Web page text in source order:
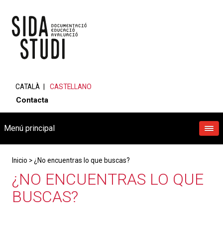
CATALÀ CASTELLANO
Contacta
Menú principal
Inicio > ¿No encuentras lo que buscas?
¿NO ENCUENTRAS LO QUE
BUSCAS?